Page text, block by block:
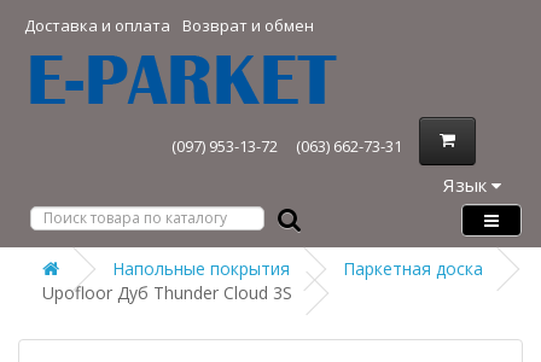
Доставка и оплата Возврат и обмен
(097) 953-13-72 (063) 662-73-31
Язык
Напольные покрытия
Паркетная доска
Upofloor Дуб Thunder Cloud 3S